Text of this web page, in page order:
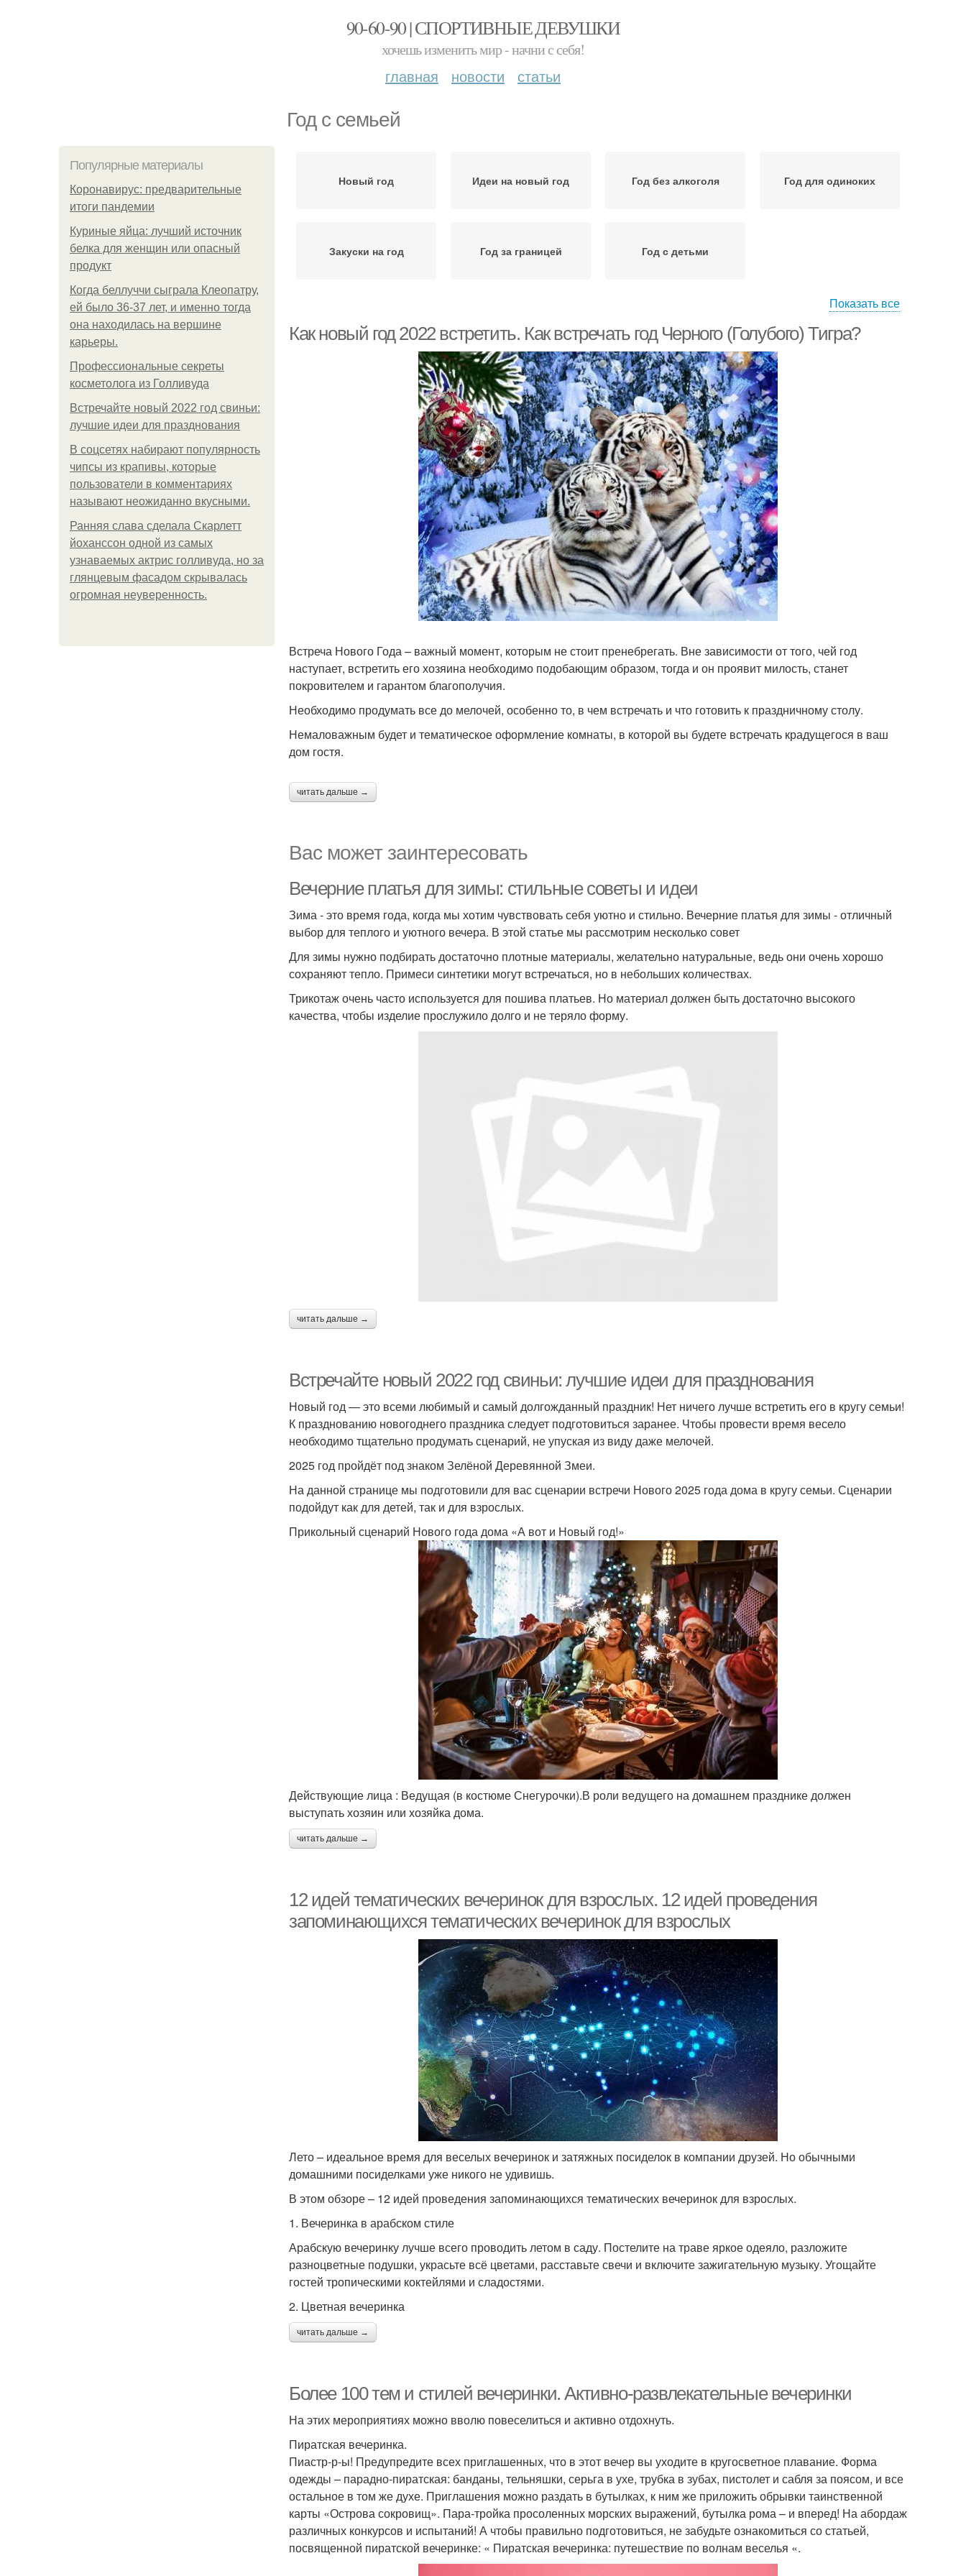
90-60-90 | СПОРТИВНЫЕ ДЕВУШКИ
хочешь изменить мир - начни с себя!
главная новости статьи
Год с семьей
Популярные материалы
Коронавирус: предварительные
итоги пандемии
Куриные яйца: лучший источник
белка для женщин или опасный
продукт
Когда беллуччи сыграла Клеопатру,
ей было 36-37 лет, и именно тогда
она находилась на вершине
карьеры.
Профессиональные секреты
косметолога из Голливуда
Встречайте новый 2022 год свиньи:
лучшие идеи для празднования
В соцсетях набирают популярность
чипсы из крапивы, которые
пользователи в комментариях
называют неожиданно вкусными.
Ранняя слава сделала Скарлетт
йоханссон одной из самых
узнаваемых актрис голливуда, но за
глянцевым фасадом скрывалась
огромная неуверенность.
Новый год Идеи на новый год Год без алкоголя Год для одиноких
Закуски на год Год за границей Год с детьми
Показать все
Как новый год 2022 встретить. Как встречать год Черного (Голубого) Тигра?
Встреча Нового Года – важный момент, которым не стоит пренебрегать. Вне зависимости от того, чей год
наступает, встретить его хозяина необходимо подобающим образом, тогда и он проявит милость, станет
покровителем и гарантом благополучия.
Необходимо продумать все до мелочей, особенно то, в чем встречать и что готовить к праздничному столу.
Немаловажным будет и тематическое оформление комнаты, в которой вы будете встречать крадущегося в ваш
дом гостя.
читать дальше →
Вас может заинтересовать
Вечерние платья для зимы: стильные советы и идеи
Зима - это время года, когда мы хотим чувствовать себя уютно и стильно. Вечерние платья для зимы - отличный
выбор для теплого и уютного вечера. В этой статье мы рассмотрим несколько совет
Для зимы нужно подбирать достаточно плотные материалы, желательно натуральные, ведь они очень хорошо
сохраняют тепло. Примеси синтетики могут встречаться, но в небольших количествах.
Трикотаж очень часто используется для пошива платьев. Но материал должен быть достаточно высокого
качества, чтобы изделие прослужило долго и не теряло форму.
читать дальше →
Встречайте новый 2022 год свиньи: лучшие идеи для празднования
Новый год — это всеми любимый и самый долгожданный праздник! Нет ничего лучше встретить его в кругу семьи!
К празднованию новогоднего праздника следует подготовиться заранее. Чтобы провести время весело
необходимо тщательно продумать сценарий, не упуская из виду даже мелочей.
2025 год пройдёт под знаком Зелёной Деревянной Змеи.
На данной странице мы подготовили для вас сценарии встречи Нового 2025 года дома в кругу семьи. Сценарии
подойдут как для детей, так и для взрослых.
Прикольный сценарий Нового года дома «А вот и Новый год!»
Действующие лица : Ведущая (в костюме Снегурочки).В роли ведущего на домашнем празднике должен
выступать хозяин или хозяйка дома.
читать дальше →
12 идей тематических вечеринок для взрослых. 12 идей проведения
запоминающихся тематических вечеринок для взрослых
Лето – идеальное время для веселых вечеринок и затяжных посиделок в компании друзей. Но обычными
домашними посиделками уже никого не удивишь.
В этом обзоре – 12 идей проведения запоминающихся тематических вечеринок для взрослых.
1. Вечеринка в арабском стиле
Арабскую вечеринку лучше всего проводить летом в саду. Постелите на траве яркое одеяло, разложите
разноцветные подушки, украсьте всё цветами, расставьте свечи и включите зажигательную музыку. Угощайте
гостей тропическими коктейлями и сладостями.
2. Цветная вечеринка
читать дальше →
Более 100 тем и стилей вечеринки. Активно-развлекательные вечеринки
На этих мероприятиях можно вволю повеселиться и активно отдохнуть.
Пиратская вечеринка.
Пиастр-р-ы! Предупредите всех приглашенных, что в этот вечер вы уходите в кругосветное плавание. Форма
одежды – парадно-пиратская: банданы, тельняшки, серьга в ухе, трубка в зубах, пистолет и сабля за поясом, и все
остальное в том же духе. Приглашения можно раздать в бутылках, к ним же приложить обрывки таинственной
карты «Острова сокровищ». Пара-тройка просоленных морских выражений, бутылка рома – и вперед! На абордаж
различных конкурсов и испытаний! А чтобы правильно подготовиться, не забудьте ознакомиться со статьей,
посвященной пиратской вечеринке: « Пиратская вечеринка: путешествие по волнам веселья «.